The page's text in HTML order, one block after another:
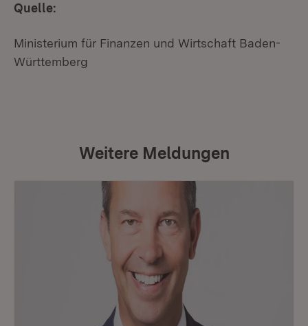
Quelle:
Ministerium für Finanzen und Wirtschaft Baden-
Württemberg
Weitere Meldungen